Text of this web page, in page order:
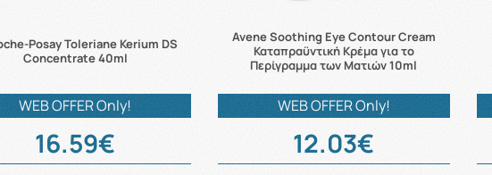
Posay Toleriane Kerium DS
Concentrate 40ml
WEB OFFER Only!
16.59€
Avene Soothing Eye Contour Cream
Καταπραϋντική Κρέμα για το
Περίγραμμα των Ματιών 10ml
WEB OFFER Only!
12.03€